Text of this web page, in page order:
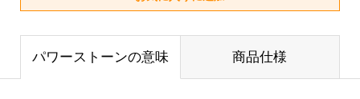
パワーストーンの意味 商品仕様